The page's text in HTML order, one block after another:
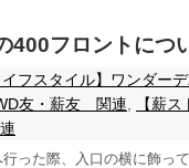
400フロントにつ
イフスタイル】ワンダー
友・薪友 関連 【薪
った際、入口の横に飾っ